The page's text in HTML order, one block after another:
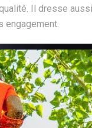
Il dresse
engagement.